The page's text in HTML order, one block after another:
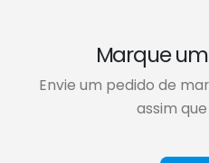
Marque
Envie um pedido de
assim